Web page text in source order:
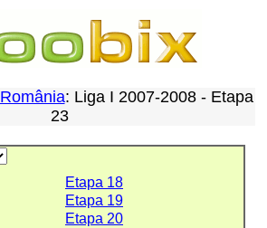
România: Liga I 2007-2008 - Etapa
23
Etapa 18
Etapa 19
Etapa 20